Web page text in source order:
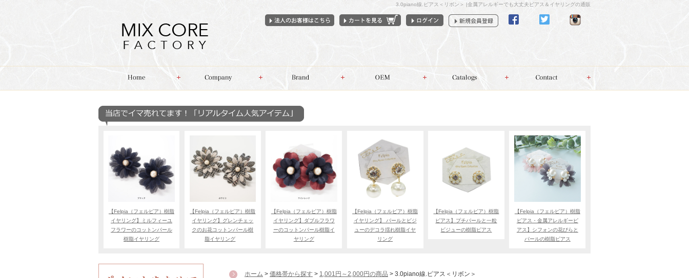
3.0piano線.ピアス＜リボン＞ |金属アレルギーでも大丈夫ピアス＆イヤリングの通販
【Felpia（フェルピア）樹脂
イヤリング】ミルフィーユ
フラワーのコットンパール
樹脂イヤリング
【Felpia（フェルピア）樹脂
イヤリング】グレンチェッ
クのお花コットンパール樹
脂イヤリング
【Felpia（フェルピア）樹脂
イヤリング】ダブルフラワ
ーのコットンパール樹脂イ
ヤリング
【Felpia（フェルピア）樹脂
イヤリング】 パールとビジ
ューのデコラ揺れ樹脂イヤ
リング
【Felpia（フェルピア）樹脂
ピアス】プチパールと一粒
ビジューの樹脂ピアス
【Felpia（フェルピア）樹脂
ピアス・金属アレルギーピ
アス】シフォンの花びらと
パールの樹脂ピアス
ホーム > 価格帯から探す > 1,001円～2,000円の商品 > 3.0piano線.ピアス＜リボン＞